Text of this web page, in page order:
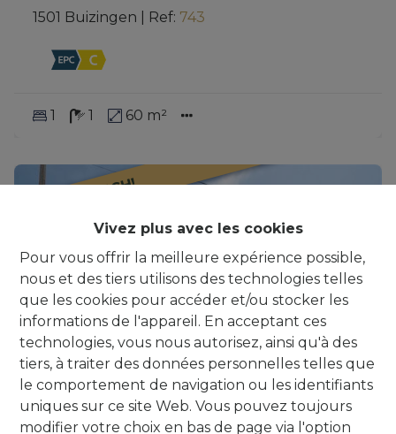
Vivez plus avec les cookies
Pour vous offrir la meilleure expérience possible,
nous et des tiers utilisons des technologies telles
que les cookies pour accéder et/ou stocker les
informations de l'appareil. En acceptant ces
technologies, vous nous autorisez, ainsi qu'à des
tiers, à traiter des données personnelles telles que
le comportement de navigation ou les identifiants
uniques sur ce site Web. Vous pouvez toujours
modifier votre choix en bas de page via l'option
1501 Buizingen
Ref: 743
1 1 60 m²
IT’S A MATCH!